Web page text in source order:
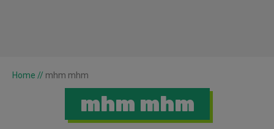
Home // mhm mhm
mhm mhm